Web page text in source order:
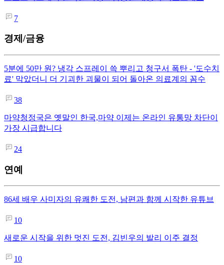
7
경제/금융
5분에 50만 원? 냉각 스프레이 쓱 뿌리고 청구서 폭탄 - '도수치
료' 막았더니 더 기괴한 괴물이 되어 돌아온 의료계의 꼼수
38
마약청정국은 옛말인 한국,마약 이제는 온라인 유통망 차단이
가장 시급합니다
24
연예
86세 배우 사미자의 유쾌한 도전, 남편과 함께 시작한 유튜브
10
새로운 시작을 위한 멋진 도전, 김빈우의 발리 이주 결정
10